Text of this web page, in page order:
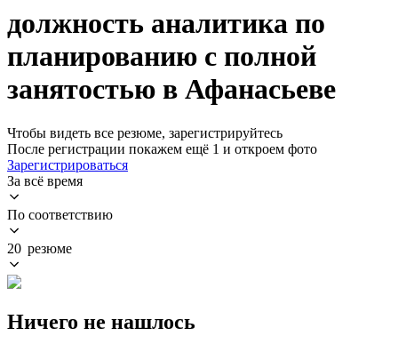
должность аналитика по
планированию с полной
занятостью в Афанасьеве
Чтобы видеть все резюме, зарегистрируйтесь
После регистрации покажем ещё 1 и откроем фото
Зарегистрироваться
За всё время
По соответствию
20 резюме
Ничего не нашлось